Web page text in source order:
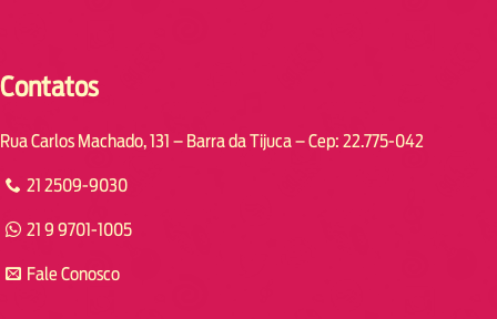
Contatos
Rua Carlos Machado, 131 – Barra da Tijuca – Cep: 22.775-042
21 2509-9030
21 9 9701-1005
Fale Conosco